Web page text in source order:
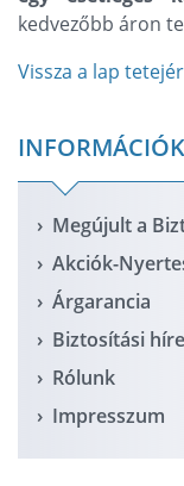
kedvezőbb áron
Vissza a lap
INFORMÁCIÓK
Megújult a
Akciók-
Árgarancia
Biztosítási
Rólunk
Impresszum